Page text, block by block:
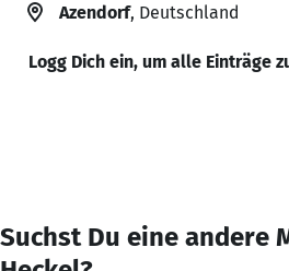
Azendorf, Deutschland
Logg Dich ein, um alle Einträge
Suchst Du eine andere